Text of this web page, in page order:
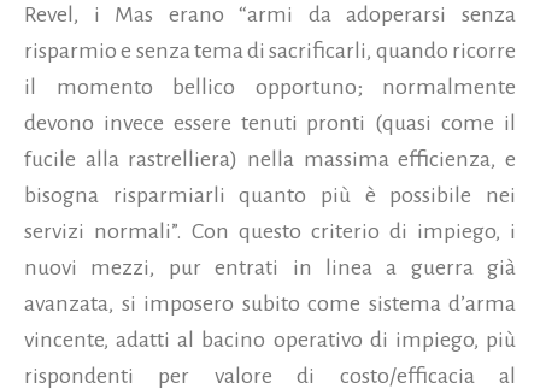
Revel, i Mas erano “armi da adoperarsi senza
risparmio e senza tema di sacrificarli, quando ricorre
il momento bellico opportuno; normalmente
devono invece essere tenuti pronti (quasi come il
fucile alla rastrelliera) nella massima efficienza, e
bisogna risparmiarli quanto più è possibile nei
servizi normali”. Con questo criterio di impiego, i
nuovi mezzi, pur entrati in linea a guerra già
avanzata, si imposero subito come sistema d’arma
vincente, adatti al bacino operativo di impiego, più
rispondenti per valore di costo/efficacia al